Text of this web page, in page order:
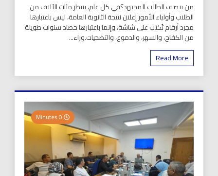
من ينصف الطالب المجتهد؟في كل عام، ينتظر مئات الآلاف من
الطلاب وأولياء الأمور إعلان نتيجة الثانوية العامة، ليس باعتبارها
مجرد أرقام تُكتب على شاشة، وإنما باعتبارها حصاد سنوات طويلة
من الكفاح، والسهر، والدموع، والتضحيات.وراء...
Read More